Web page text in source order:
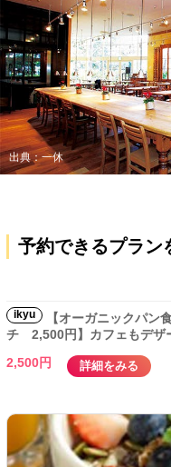
出典：一休
予約できるプラン
ikyu
【オーガニックパ
チ 2,500円】カフェもデザ
2,500円
詳細をみる